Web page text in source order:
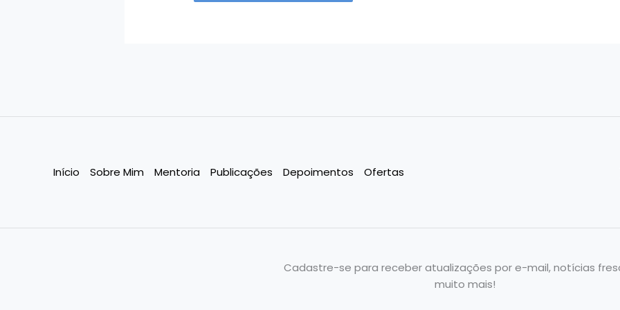
Início Sobre Mim Mentoria Publicações Depoimentos Ofertas
Cadastre-se para receber atualizações por e-mail, notícias
muito mais!